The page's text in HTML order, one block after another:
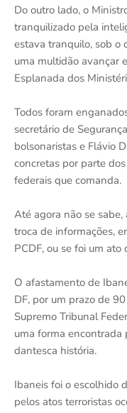
Do outro lado, o
tranquilizado pela
estava tranquilo, sob o
uma multidão avançar
Esplanada dos
Todos foram
secretário de
bolsonaristas e Flávio
concretas por parte
federais que comanda.
Até agora não se
troca de informações,
PCDF, ou se foi um
O afastamento de
DF, por um prazo de
Supremo Tribunal
uma forma encontrada
dantesca história.
Ibaneis foi o escolhido
pelos atos terroristas